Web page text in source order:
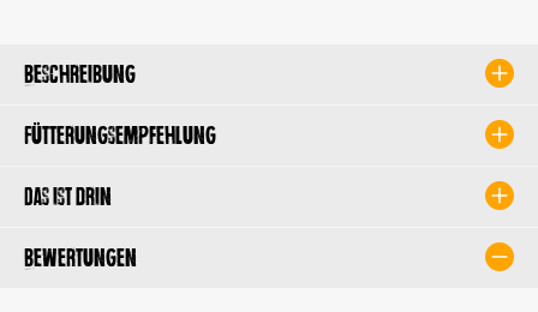
Beschreibung
Fütterungsempfehlung
Das ist drin
Bewertungen